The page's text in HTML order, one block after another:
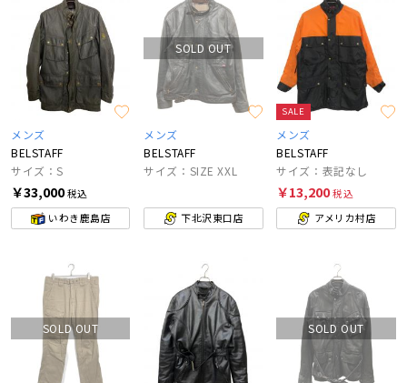
メンズ
BELSTAFF
サイズ：S
￥33,000税込
いわき鹿島店
SOLD OUT
メンズ
BELSTAFF
サイズ：SIZE XXL
下北沢東口店
SALE
メンズ
BELSTAFF
サイズ：表記なし
￥13,200税込
アメリカ村店
SOLD OUT SOLD OUT